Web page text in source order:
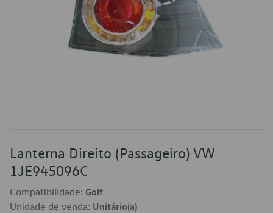
Lanterna Direito (Passageiro) VW
1JE945096C
Compatibilidade: Golf
Unidade de venda: Unitário(a)